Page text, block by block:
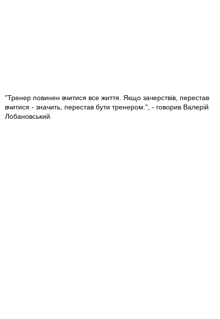
"Тренер повинен вчитися все життя. Якщо зачерствів, перестав
вчитися - значить, перестав бути тренером.", - говорив Валерій
Лобановський.